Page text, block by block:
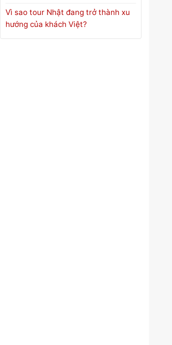
Vì sao tour Nhật đang trở thành xu
hướng của khách Việt?